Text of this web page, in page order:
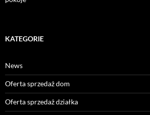
KATEGORIE
News
Oferta sprzedaż dom
Oferta sprzedaż działka